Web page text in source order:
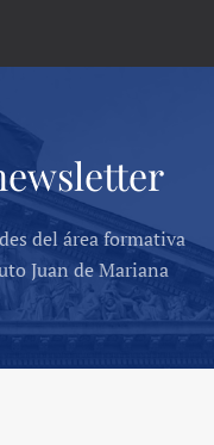
del área formativa
Juan de Mariana